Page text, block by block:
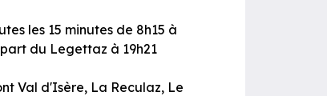
les 15 minutes de 8h15 à
du Legettaz à 19h21
Val d'Isère, La Reculaz, Le